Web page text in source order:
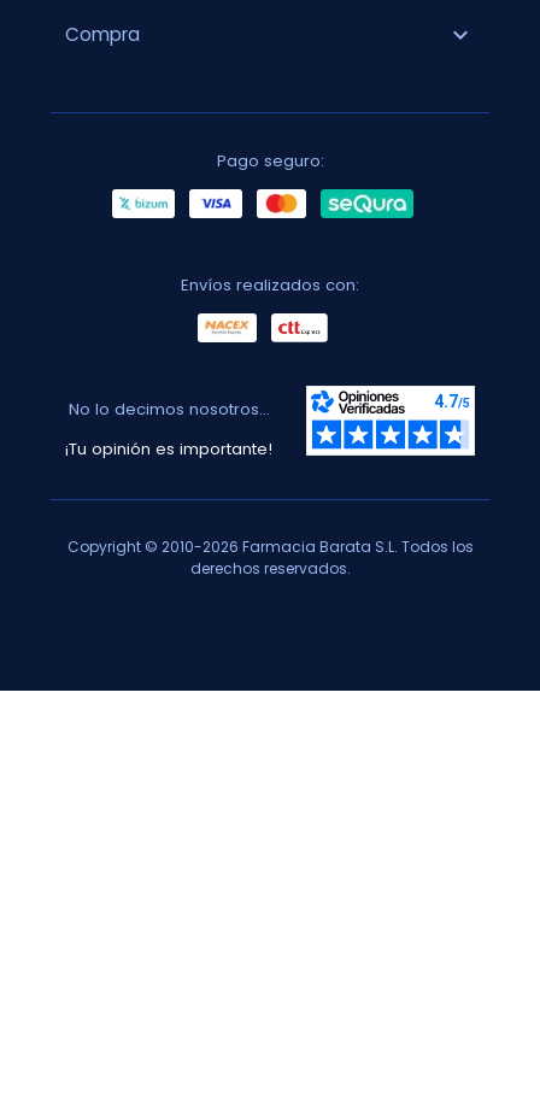
Compra expand_more
Pago seguro:
Envíos realizados con:
No lo decimos nosotros...
¡Tu opinión es importante!
Copyright © 2010-2026 Farmacia Barata S.L. Todos los
derechos reservados.